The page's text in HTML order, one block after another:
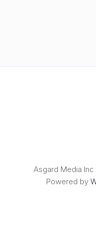
Asgard Media
Powered by